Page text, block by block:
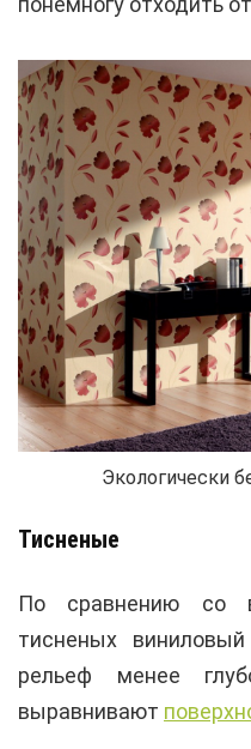
Экологически
Тисненые
По сравнению со
тисненых
рельеф менее
выравнивают